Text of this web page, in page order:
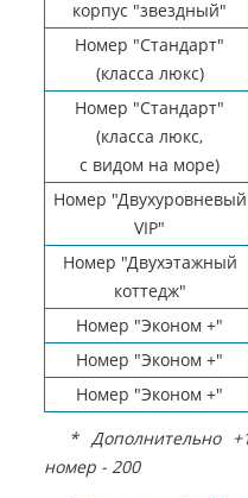
корпус "звездный"
Номер "Стандарт"
(класса люкс)
Номер "Стандарт"
(класса люкс,
с видом на море)
Номер "Двухуровневый
VIP"
Номер "Двухэтажный
коттедж"
Номер "Эконом +"
Номер "Эконом +"
Номер "Эконом +"
* Дополнительно
номер - 200